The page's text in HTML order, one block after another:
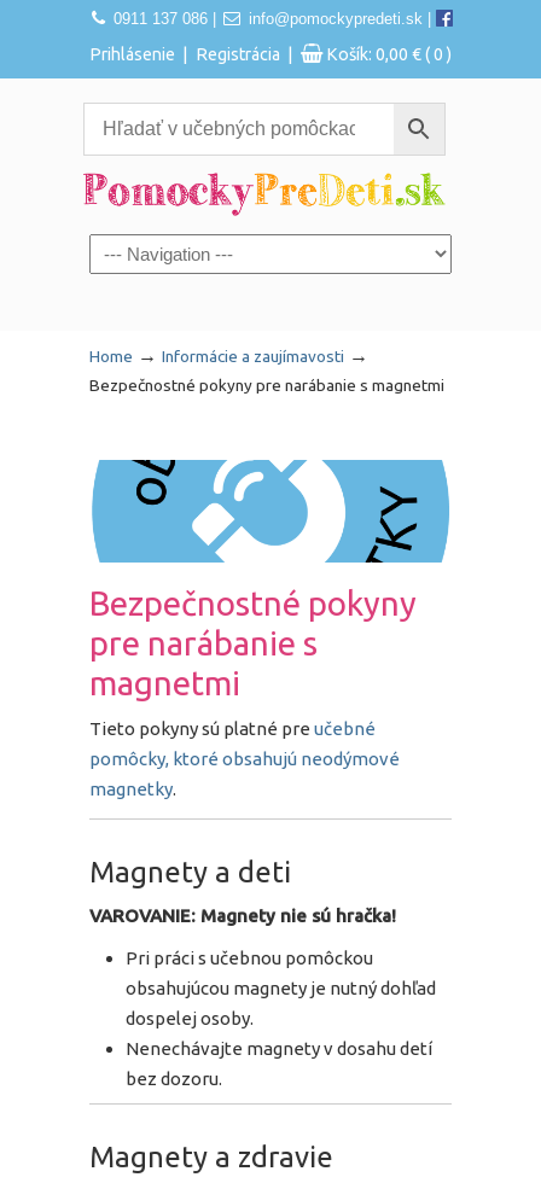
0911 137 086| info@pomockypredeti.sk
Prihlásenie | Registrácia | Košík: 0,00 €( 0 )
Navigation
Home → Informácie a zaujímavosti →
Bezpečnostné pokyny pre narábanie s magnetmi
Bezpečnostné pokyny
pre narábanie s
magnetmi
Tieto pokyny sú platné pre učebné
pomôcky, ktoré obsahujú neodýmové
magnetky.
Magnety a deti
VAROVANIE: Magnety nie sú hračka!
Pri práci s učebnou pomôckou
obsahujúcou magnety je nutný dohľad
dospelej osoby.
Nenechávajte magnety v dosahu detí
bez dozoru.
Magnety a zdravie